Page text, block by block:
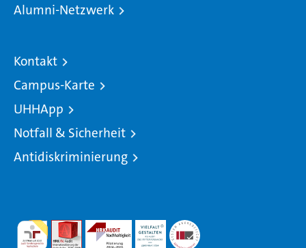
Alumni-Netzwerk
Kontakt
Campus-Karte
UHHApp
Notfall & Sicherheit
Antidiskriminierung